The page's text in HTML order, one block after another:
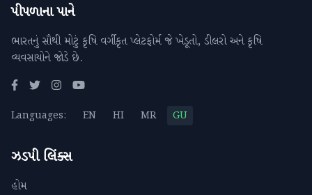
પીપળાના પાને
ભારતનું સૌથી મોટું કૃષિ વર્ગીકૃત પ્લેટફોર્મ જે ખેડૂતો, ડીલરો અને કૃષિ
વ્યવસાયોને જોડે છે.
Languages: EN HI MR GU
ઝડપી લિંક્સ
હોમ